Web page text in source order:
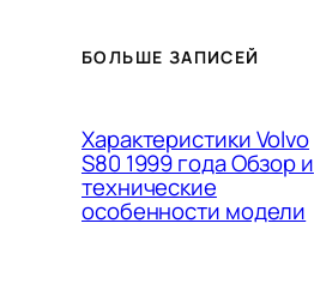
БОЛЬШЕ ЗАПИСЕЙ
Характеристики Volvo
S80 1999 года Обзор и
технические
особенности модели